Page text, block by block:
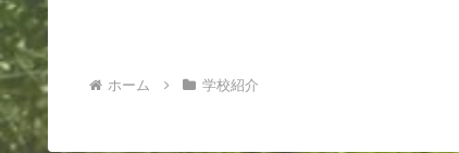
ホーム 学校紹介